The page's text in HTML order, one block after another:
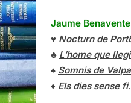
Jaume Benavente
♥ Nocturn de
♣ L’home que
♠ Somnis de
♦ Els dies sense fi.